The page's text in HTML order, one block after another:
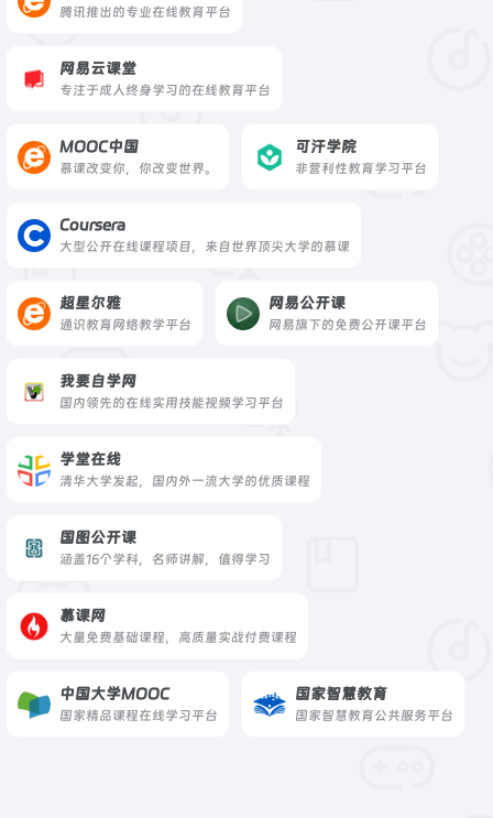
腾讯推出的专业在线教育平台
网易云课堂
专注于成人终身学习的在线教育平台
MOOC中国
慕课改变你，你改变世界。
可汗学院
非营利性教育学习平台
Coursera
大型公开在线课程项目，来自世界顶尖大学的慕课
超星尔雅
通识教育网络教学平台
网易公开课
网易旗下的免费公开课平台
我要自学网
国内领先的在线实用技能视频学习平台
学堂在线
清华大学发起，国内外一流大学的优质课程
国图公开课
涵盖16个学科，名师讲解，值得学习
慕课网
大量免费基础课程，高质量实战付费课程
中国大学MOOC
国家精品课程在线学习平台
国家智慧教育
国家智慧教育公共服务平台